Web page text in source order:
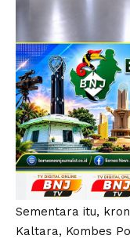
Sementara itu,
Kaltara, Kombes